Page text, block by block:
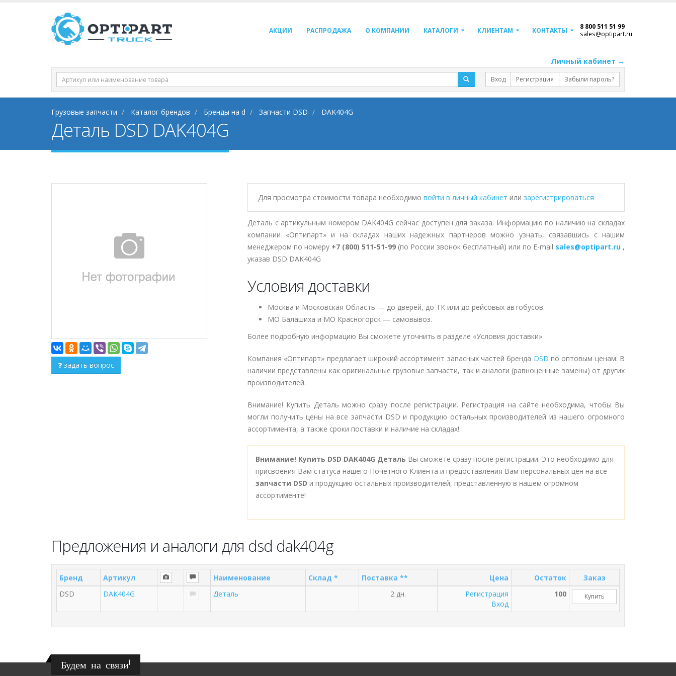
АКЦИИ РАСПРОДАЖА О КОМПАНИИ КАТАЛОГИ КЛИЕНТАМ КОНТАКТЫ 8 800 511 51 99
sales@optipart.ru
Личный кабинет →
Вход Регистрация Забыли пароль?
Грузовые запчасти Каталог брендов Бренды на d Запчасти DSD DAK404G
Деталь DSD DAK404G
задать вопрос
Для просмотра стоимости товара необходимо войти в личный кабинет или зарегистрироваться
Деталь с артикульным номером DAK404G сейчас доступен для заказа. Информацию по наличию на складах
компании «Оптипарт» и на складах наших надежных партнеров можно узнать, связавшись с нашим
менеджером по номеру +7 (800) 511-51-99 (по России звонок бесплатный) или по E-mail sales@optipart.ru ,
указав DSD DAK404G
Условия доставки
Москва и Московская Область — до дверей, до ТК или до рейсовых автобусов.
МО Балашиха и МО Красногорск — самовывоз.
Более подробную информацию Вы сможете уточнить в разделе «Условия доставки»
Компания «Оптипарт» предлагает широкий ассортимент запасных частей бренда DSD по оптовым ценам. В
наличии представлены как оригинальные грузовые запчасти, так и аналоги (равноценные замены) от других
производителей.
Внимание! Купить Деталь можно сразу после регистрации. Регистрация на сайте необходима, чтобы Вы
могли получить цены на все запчасти DSD и продукцию остальных производителей из нашего огромного
ассортимента, а также сроки поставки и наличие на складах!
Внимание! Купить DSD DAK404G Деталь Вы сможете сразу после регистрации. Это необходимо для
присвоения Вам статуса нашего Почетного Клиента и предоставления Вам персональных цен на все
запчасти DSD и продукцию остальных производителей, представленную в нашем огромном
ассортименте!
Предложения и аналоги для dsd dak404g
Бренд Артикул Наименование Склад * Поставка ** Цена Остаток
Заказ
DSD
DAK404G Деталь 2 дн.
Регистрация
Вход
100 Купить
Будем на связи!